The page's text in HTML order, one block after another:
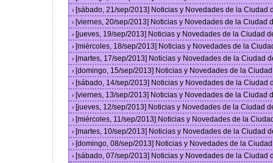
› [sábado, 21/sep/2013] Noticias y Novedades de la Ciudad
› [viernes, 20/sep/2013] Noticias y Novedades de la Ciudad
› [jueves, 19/sep/2013] Noticias y Novedades de la Ciudad
› [miércoles, 18/sep/2013] Noticias y Novedades de la
› [martes, 17/sep/2013] Noticias y Novedades de la Ciudad
› [domingo, 15/sep/2013] Noticias y Novedades de la
› [sábado, 14/sep/2013] Noticias y Novedades de la Ciudad
› [viernes, 13/sep/2013] Noticias y Novedades de la Ciudad
› [jueves, 12/sep/2013] Noticias y Novedades de la Ciudad
› [miércoles, 11/sep/2013] Noticias y Novedades de la
› [martes, 10/sep/2013] Noticias y Novedades de la Ciudad
› [domingo, 08/sep/2013] Noticias y Novedades de la
› [sábado, 07/sep/2013] Noticias y Novedades de la Ciudad